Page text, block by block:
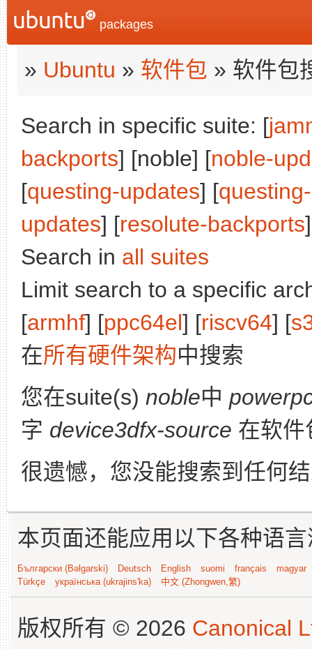
packages
» Ubuntu » 软件包 » 软件包
Search in specific suite: [
backports] [noble] [noble-
[questing-updates] [
updates] [resolute-backports
Search in all suites
Limit search to a specific
[armhf] [ppc64el] [riscv64] [
在所有硬件架构中搜索
您在suite(s) noble中
字 device3dfx-source 在软件
很遗憾，您没能搜索到任何
本页面还能应用以下各种语
Български (Bəlgarski) Deutsch English suomi français
magyar
Türkçe
українська (ukrajins'ka) 中文 (Zhongwen,繁)
版权所有 © 2026 Canonical